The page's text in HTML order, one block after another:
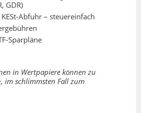
GDR)
Abfuhr – steuereinfach
Sparpläne
in Wertpapiere können zu
im schlimmsten Fall zum